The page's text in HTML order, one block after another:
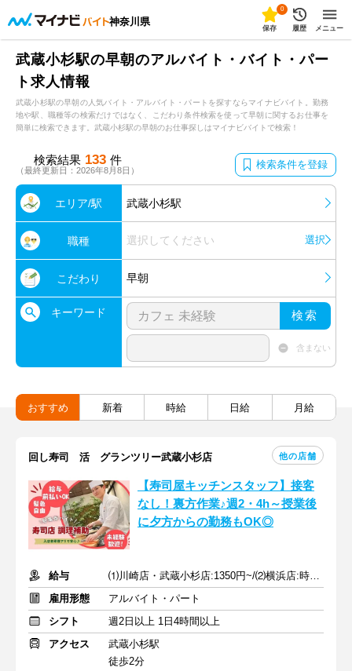
神奈川県
0
保存 履歴 メニュー
武蔵小杉駅の早朝のアルバイト・バイト・パー
ト求人情報
武蔵小杉駅の早朝の人気バイト・アルバイト・パートを探すならマイナビバイト。勤務
地や駅、職種等の検索だけではなく、こだわり条件検索を使って早朝に関するお仕事を
簡単に検索できます。武蔵小杉駅の早朝のお仕事探しはマイナビバイトで検索！
検索結果 133 件
（最終更新日：2026年8月8日） 検索条件を登録
エリア/駅 武蔵小杉駅
職種 選択してください 選択
こだわり 早朝
キーワード 検索
含まない
おすすめ 新着 時給 日給 月給
回し寿司 活 グランツリー武蔵小杉店 他の店舗
【寿司屋キッチンスタッフ】接客
なし！裏方作業♪週2・4h～授業後
に夕方からの勤務もOK◎
給与
⑴川崎店・武蔵小杉店:1350円~/⑵横浜店:時給1300円~+土日50円UP
雇用形態
アルバイト・パート
シフト
週2日以上 1日4時間以上
アクセス
武蔵小杉駅
徒歩2分